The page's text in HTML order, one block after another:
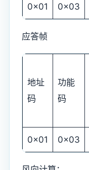
0x01 0x03
应答帧
地址
码
功能
码
0x01 0x03